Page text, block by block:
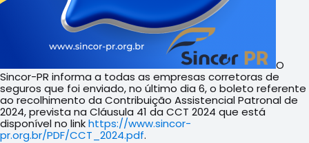
O
Sincor-PR informa a todas as empresas corretoras de
seguros que foi enviado, no último dia 6, o boleto referente
ao recolhimento da Contribuição Assistencial Patronal de
2024, prevista na Cláusula 41 da CCT 2024 que está
disponível no linkhttps://www.sincor-
pr.org.br/PDF/CCT_2024.pdf.